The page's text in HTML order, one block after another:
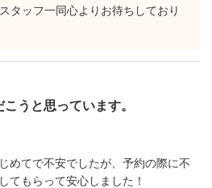
タッフ一同心よりお待ちしており
うと思っています。
めてで不安でしたが、予約の際に不
てもらって安心しました！